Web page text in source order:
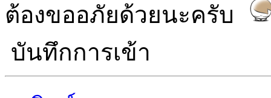
ต้องขออภัยด้วยนะครับ
บันทึกการเข้า